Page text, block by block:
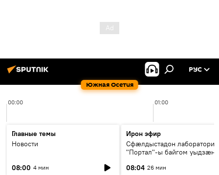
Южная Осетия
РУС
00:00 01:00
Главные темы
Новости
08:00 4 мин
Ирон эфир
Сфæлдыстадон лаборатори
"Портал"-ы байгом уыдзæн
Æхсары куыстыты равдыст
08:04 26 мин